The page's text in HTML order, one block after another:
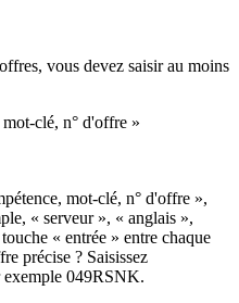
vous devez saisir au moins
clé, n° d'offre »
mot-clé, n° d'offre »,
« serveur », « anglais »,
« entrée » entre chaque
précise ? Saisissez
exemple 049RSNK.